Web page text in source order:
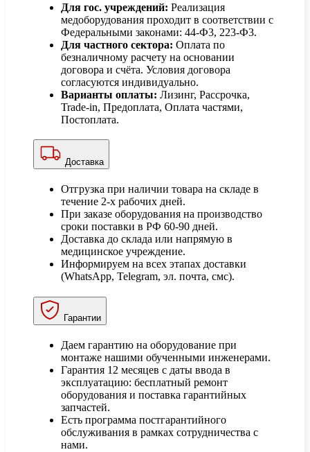
Для гос. учреждений: Реализация
медоборудования проходит в соответствии с
Федеральными законами: 44-Ф3, 223-Ф3.
Для частного сектора: Оплата по
безналичному расчету на основании
договора и счёта. Условия договора
согласуются индивидуально.
Варианты оплаты: Лизинг, Рассрочка,
Trade-in, Предоплата, Оплата частями,
Постоплата.
Доставка
Отгрузка при наличии товара на складе в
течение 2-х рабочих дней.
При заказе оборудования на производство
сроки поставки в РФ 60-90 дней.
Доставка до склада или напрямую в
медицинское учреждение.
Информируем на всех этапах доставки
(WhatsApp, Telegram, эл. почта, смс).
Гарантии
Даем гарантию на оборудование при
монтаже нашими обученными инженерами.
Гарантия 12 месяцев с даты ввода в
эксплуатацию: бесплатный ремонт
оборудования и поставка гарантийных
запчастей.
Есть программа постгарантийного
обслуживания в рамках сотрудничества с
нами.